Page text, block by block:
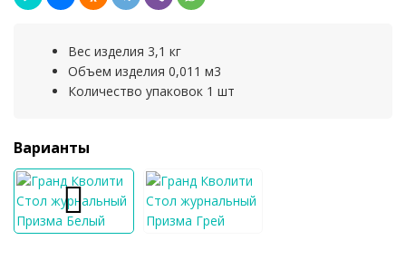
Вес изделия 3,1 кг
Объем изделия 0,011 м3
Количество упаковок 1 шт
Варианты